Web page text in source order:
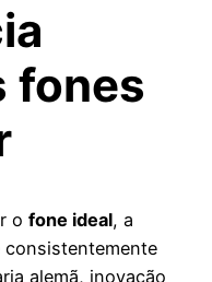
fones
o fone ideal, a
consistentemente
alemã, inovação